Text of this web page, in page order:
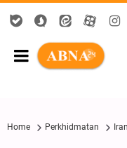
Home Perkhidmatan Iran